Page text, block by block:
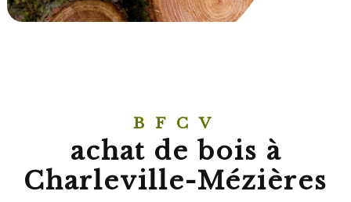
BFCV
achat de bois à
Charleville-Mézières